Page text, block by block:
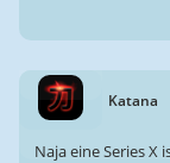
Katana
Naja eine Series